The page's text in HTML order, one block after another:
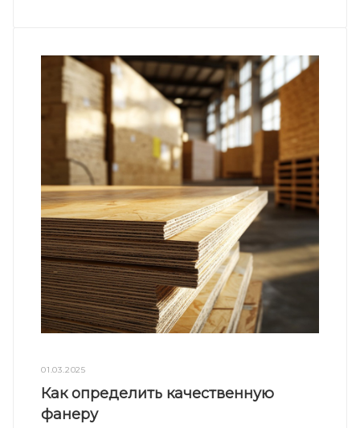
01.03.2025
Как определить качественную
фанеру